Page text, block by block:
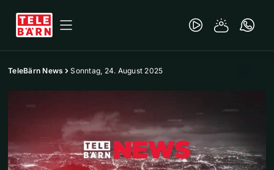
TeleBärn News Sonntag, 24. August 2025